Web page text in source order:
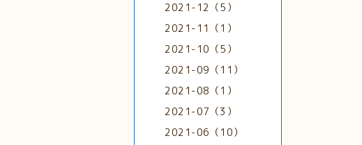
2021-12（5）
2021-11（1）
2021-10（5）
2021-09（11）
2021-08（1）
2021-07（3）
2021-06（10）